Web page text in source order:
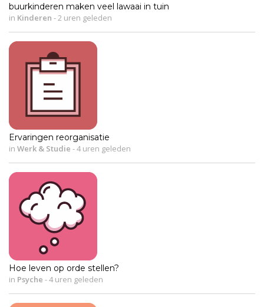
buurkinderen maken veel lawaai in tuin
in Kinderen - 2 uren geleden
Ervaringen reorganisatie
in Werk & Studie -4 uren geleden
Hoe leven op orde stellen?
in Psyche -4 uren geleden